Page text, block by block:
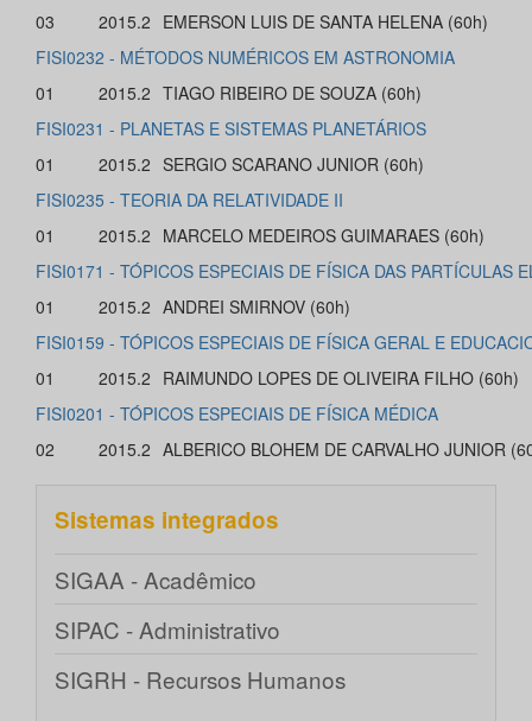
03
2015.2 EMERSON LUIS DE SANTA HELENA (60h)
FISI0232 - MÉTODOS NUMÉRICOS EM ASTRONOMIA
01
2015.2 TIAGO RIBEIRO DE SOUZA (60h)
FISI0231 - PLANETAS E SISTEMAS PLANETÁRIOS
01
2015.2 SERGIO SCARANO JUNIOR (60h)
FISI0235 - TEORIA DA RELATIVIDADE II
01
2015.2 MARCELO MEDEIROS GUIMARAES (60h)
FISI0171 - TÓPICOS ESPECIAIS DE FÍSICA DAS PARTÍCULAS
01
2015.2 ANDREI SMIRNOV (60h)
FISI0159 - TÓPICOS ESPECIAIS DE FÍSICA GERAL E
01
2015.2 RAIMUNDO LOPES DE OLIVEIRA FILHO (60h)
FISI0201 - TÓPICOS ESPECIAIS DE FÍSICA MÉDICA
02
2015.2 ALBERICO BLOHEM DE CARVALHO JUNIOR
Sistemas integrados
SIGAA - Acadêmico
SIPAC - Administrativo
SIGRH - Recursos Humanos